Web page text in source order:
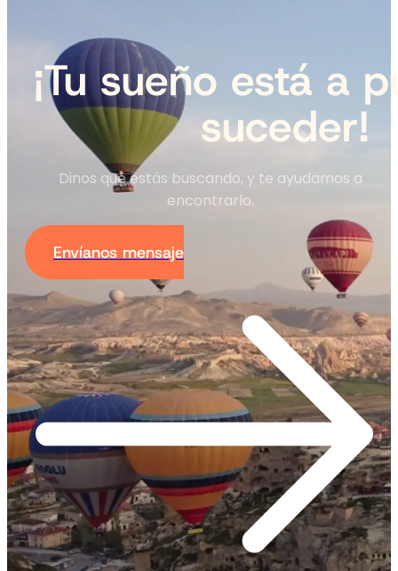
¡Tu sueño está a
suceder!
Dinos qué estás buscando, y te ayudamos a
encontrarlo.
Envíanos mensaje